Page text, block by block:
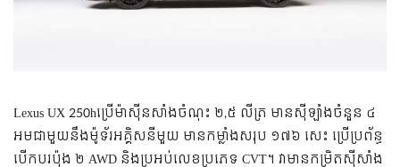
Lexus UX 250hប្រើ​ម៉ាស៊ីន​សាំង​ចំណុះ​ ២,៥ លីត្រ មាន​ស៊ីឡាំង​ចំនួន​ ៤
អម​ជាមួយ​នឹង​ម៉ូទ័រ​​អគ្គិសនី​មួយ មានកម្លាំង​សរុប ១៧៦ សេះ ប្រើ​ប្រព័ន្ធ​
បើកបរ​ប៉ុង ២ AWD និងប្រអប់​លេខ​ប្រភេទ CVT។ វាមានកម្រិតស៊ីសាំង​